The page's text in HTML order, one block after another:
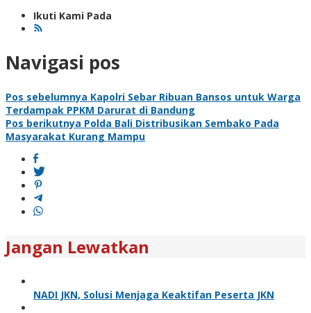
Ikuti Kami Pada
Navigasi pos
Pos sebelumnya Kapolri Sebar Ribuan Bansos untuk Warga
Terdampak PPKM Darurat di Bandung
Pos berikutnya Polda Bali Distribusikan Sembako Pada
Masyarakat Kurang Mampu
Jangan Lewatkan
NADI JKN, Solusi Menjaga Keaktifan Peserta JKN